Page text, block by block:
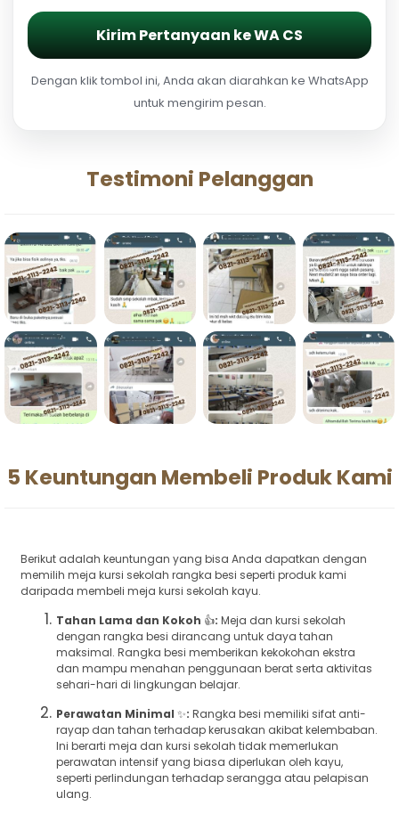
Kirim Pertanyaan ke WA CS
Dengan klik tombol ini, Anda akan diarahkan ke WhatsApp
untuk mengirim pesan.
Testimoni Pelanggan
5 Keuntungan Membeli Produk Kami
Berikut adalah keuntungan yang bisa Anda dapatkan dengan
memilih meja kursi sekolah rangka besi seperti produk kami
daripada membeli meja kursi sekolah kayu.
Tahan Lama dan Kokoh 👍: Meja dan kursi sekolah
dengan rangka besi dirancang untuk daya tahan
maksimal. Rangka besi memberikan kekokohan ekstra
dan mampu menahan penggunaan berat serta aktivitas
sehari-hari di lingkungan belajar.
Perawatan Minimal ✨: Rangka besi memiliki sifat anti-
rayap dan tahan terhadap kerusakan akibat kelembaban.
Ini berarti meja dan kursi sekolah tidak memerlukan
perawatan intensif yang biasa diperlukan oleh kayu,
seperti perlindungan terhadap serangga atau pelapisan
ulang.